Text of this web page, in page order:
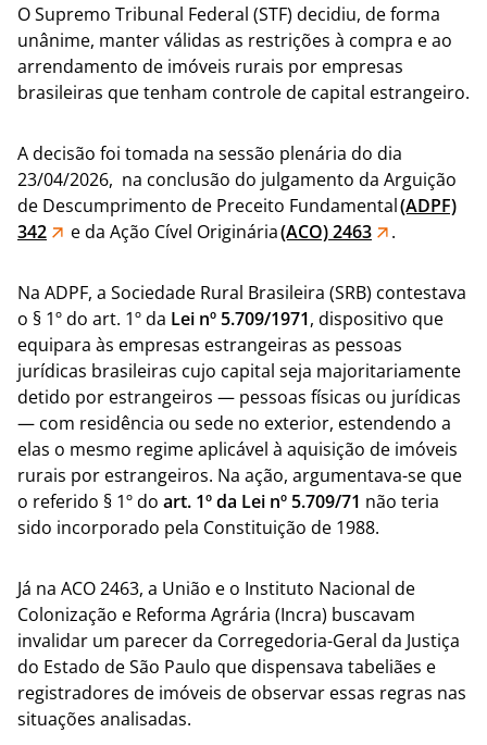
O Supremo Tribunal Federal (STF) decidiu, de forma
unânime, manter válidas as restrições à compra e ao
arrendamento de imóveis rurais por empresas
brasileiras que tenham controle de capital estrangeiro.
A decisão foi tomada na sessão plenária do dia
23/04/2026, na conclusão do julgamento da Arguição
de Descumprimento de Preceito Fundamental(ADPF)
342
e da Ação Cível Originária(ACO) 2463 .
Na ADPF, a Sociedade Rural Brasileira (SRB) contestava
o § 1º do art. 1º da Lei nº 5.709/1971, dispositivo que
equipara às empresas estrangeiras as pessoas
jurídicas brasileiras cujo capital seja majoritariamente
detido por estrangeiros — pessoas físicas ou jurídicas
— com residência ou sede no exterior, estendendo a
elas o mesmo regime aplicável à aquisição de imóveis
rurais por estrangeiros. Na ação, argumentava-se que
o referido § 1º do art. 1º da Lei nº 5.709/71 não teria
sido incorporado pela Constituição de 1988.
Já na ACO 2463, a União e o Instituto Nacional de
Colonização e Reforma Agrária (Incra) buscavam
invalidar um parecer da Corregedoria-Geral da Justiça
do Estado de São Paulo que dispensava tabeliães e
registradores de imóveis de observar essas regras nas
situações analisadas.